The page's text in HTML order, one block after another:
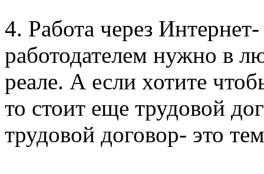
4. Работа через
работодателем нужно в
реале. А если хотите
то стоит еще трудовой
трудовой договор- это